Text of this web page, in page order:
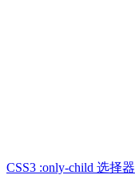
CSS3 :only-child 选择器